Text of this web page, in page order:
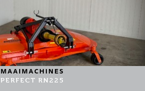
MAAIMACHINES
PERFECT RN225